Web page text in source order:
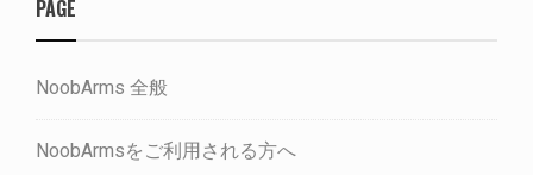
PAGE
NoobArms 全般
NoobArmsをご利用される方へ